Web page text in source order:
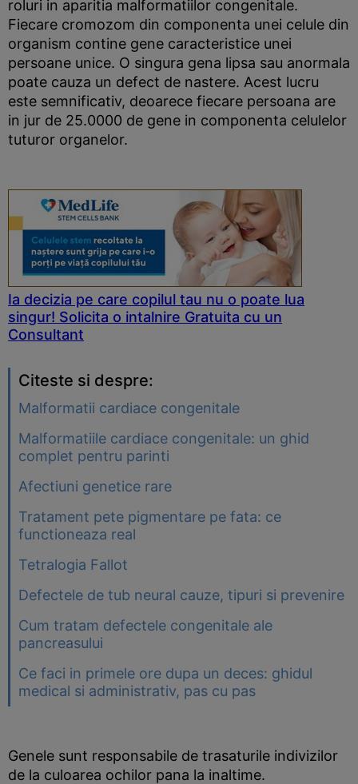
roluri in aparitia malformatiilor congenitale.
Fiecare cromozom din componenta unei celule din
organism contine gene caracteristice unei
persoane unice. O singura gena lipsa sau anormala
poate cauza un defect de nastere. Acest lucru
este semnificativ, deoarece fiecare persoana are
in jur de 25.0000 de gene in componenta celulelor
tuturor organelor.
Ia decizia pe care copilul tau nu o poate lua
singur! Solicita o intalnire Gratuita cu un
Consultant
Citeste si despre:
Malformatii cardiace congenitale
Malformatiile cardiace congenitale: un ghid
complet pentru parinti
Afectiuni genetice rare
Tratament pete pigmentare pe fata: ce
functioneaza real
Tetralogia Fallot
Defectele de tub neural cauze, tipuri si prevenire
Cum tratam defectele congenitale ale
pancreasului
Ce faci in primele ore dupa un deces: ghidul
medical si administrativ, pas cu pas
Genele sunt responsabile de trasaturile indivizilor
de la culoarea ochilor pana la inaltime.